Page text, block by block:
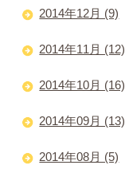
2014年12月 (9)
2014年11月 (12)
2014年10月 (16)
2014年09月 (13)
2014年08月 (5)